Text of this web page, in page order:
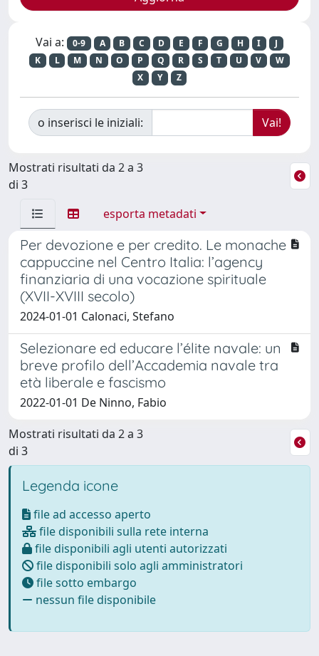
Vai a: 0-9 A B C D E F G H I
J
K
L M N O P Q R S T U V
W
X
Y Z
o inserisci le iniziali:
Mostrati risultati da 2 a 3
di 3
esporta metadati
Per devozione e per credito. Le monache
cappuccine nel Centro Italia: l’agency
finanziaria di una vocazione spirituale
(XVII-XVIII secolo)
2024-01-01 Calonaci, Stefano
Selezionare ed educare l’élite navale: un
breve profilo dell’Accademia navale tra
età liberale e fascismo
2022-01-01 De Ninno, Fabio
Mostrati risultati da 2 a 3
di 3
Legenda icone
file ad accesso aperto
file disponibili sulla rete interna
file disponibili agli utenti autorizzati
file disponibili solo agli amministratori
file sotto embargo
nessun file disponibile